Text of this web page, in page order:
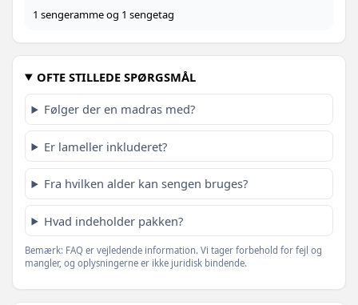
1 sengeramme og 1 sengetag
OFTE STILLEDE SPØRGSMÅL
Følger der en madras med?
Er lameller inkluderet?
Fra hvilken alder kan sengen bruges?
Hvad indeholder pakken?
Bemærk: FAQ er vejledende information. Vi tager forbehold for fejl og
mangler, og oplysningerne er ikke juridisk bindende.